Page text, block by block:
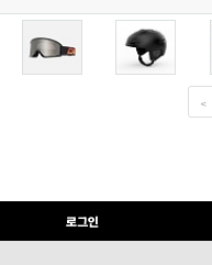
<
로그인